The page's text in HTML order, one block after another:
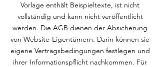
Vorlage enthält Beispieltexte, ist nicht
vollständig und kann nicht veröffentlicht
werden. Die AGB dienen der Absicherung
von Website-Eigentümern. Darin können sie
eigene Vertragsbedingungen festlegen und
ihrer Informationspflicht nachkommen. Für